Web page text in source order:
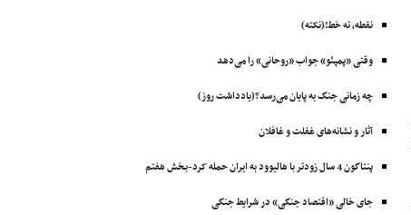
نقطه، ته خط!(نکته)
وقتی «پمپئو» جواب «روحانی» را می‌دهد
چه زمانی جنگ به پایان می‌رسد؟(یادداشت روز)
آثار و نشانه‌های غفلت و غافلان
پنتاگون 4 سال زودتر با ‌هالیوود به ایران حمله کرد-بخش هفتم
جای خالی «اقتصاد جنگی» در شرایط جنگی